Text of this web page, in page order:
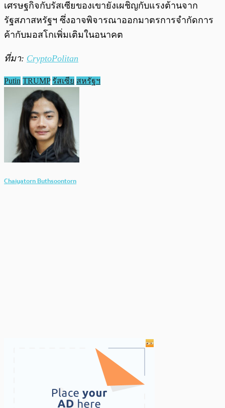
เศรษฐกิจกับรัสเซียของเขายังเผชิญกับแรงต้านจาก
รัฐสภาสหรัฐฯ ซึ่งอาจพิจารณาออกมาตรการจำกัดการ
ค้ากับมอสโกเพิ่มเติมในอนาคต
ที่มา: CryptoPolitan
Putin TRUMP รัสเซีย สหรัฐฯ
Chaiyatorn Buthsoontorn